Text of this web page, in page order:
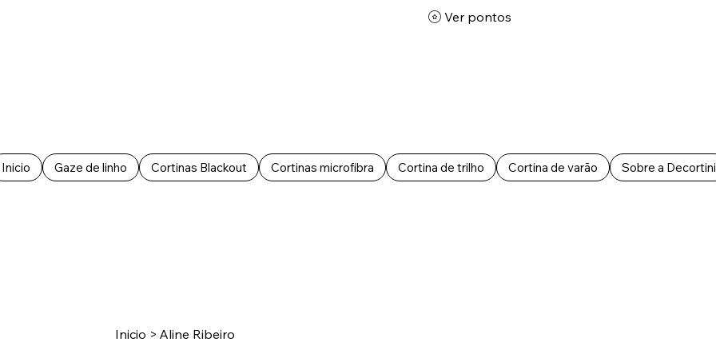
Inicio Gaze de linho Cortinas Blackout Cortinas microfibra Cortina de trilho Cortina de varão Sobre a Decortini
Ver pontos
Inicio > Aline Ribeiro